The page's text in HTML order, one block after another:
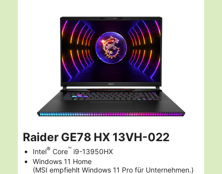
Raider GE78 HX 13VH-022
Intel® Core™ i9-13950HX
Windows 11 Home
(MSI empfiehlt Windows 11 Pro für Unternehmen.)